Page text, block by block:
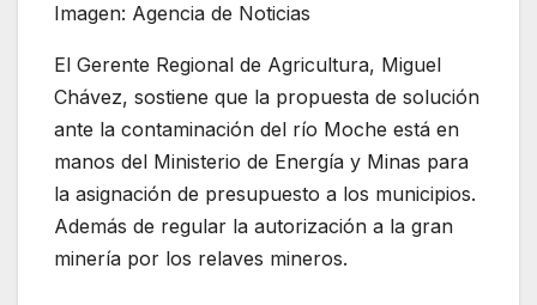
Imagen: Agencia de Noticias
El Gerente Regional de Agricultura, Miguel
Chávez, sostiene que la propuesta de solución
ante la contaminación del río Moche está en
manos del Ministerio de Energía y Minas para
la asignación de presupuesto a los municipios.
Además de regular la autorización a la gran
minería por los relaves mineros.